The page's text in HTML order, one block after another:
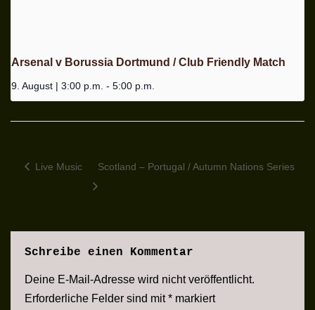
Arsenal v Borussia Dortmund / Club Friendly Match
9. August | 3:00 p.m. - 5:00 p.m.
Live Music Scotland – Portugal / Autumn Nations Series
Schreibe einen Kommentar
Deine E-Mail-Adresse wird nicht veröffentlicht.
Erforderliche Felder sind mit* markiert